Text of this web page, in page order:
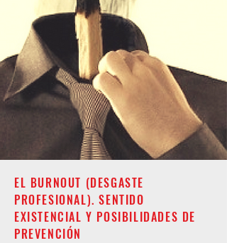
EL BURNOUT (DESGASTE
PROFESIONAL). SENTIDO
EXISTENCIAL Y POSIBILIDADES DE
PREVENCIÓN